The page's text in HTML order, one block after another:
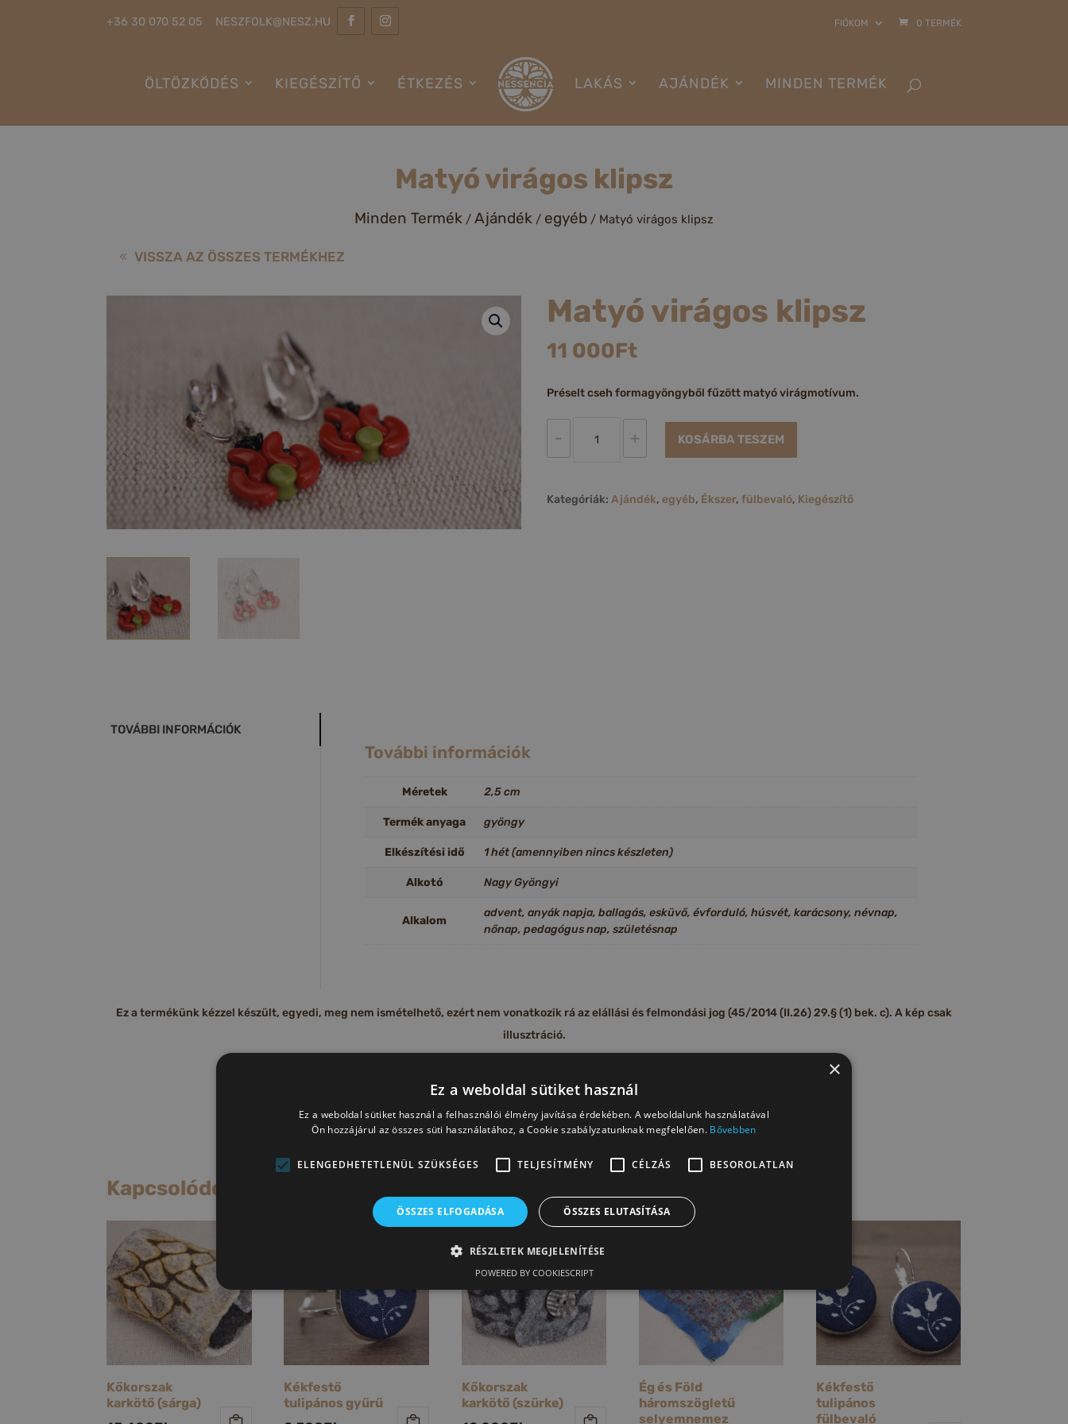
+36 30 070 52 05 NESZFOLK@NESZ.HU FIÓKOM 0 TERMÉK
ÖLTÖZKÖDÉS KIEGÉSZÍTŐ ÉTKEZÉS LAKÁS AJÁNDÉK MINDEN TERMÉK
Matyó virágos klipsz
Minden Termék / Ajándék / egyéb / Matyó virágos klipsz
VISSZA AZ ÖSSZES TERMÉKHEZ
Matyó virágos klipsz
11 000Ft
Préselt cseh formagyöngyből fűzött matyó virágmotívum.
-
mennyiség
+ KOSÁRBA TESZEM
Kategóriák:Ajándék,egyéb, Ékszer,fülbevaló, Kiegészítő
TOVÁBBI INFORMÁCIÓK
További információk
Méretek 2,5 cm
Termék anyaga gyöngy
Elkészítési idő 1 hét (amennyiben nincs készleten)
Alkotó Nagy Gyöngyi
Alkalom
advent, anyák napja, ballagás, esküvő, évforduló, húsvét, karácsony, névnap,
nőnap, pedagógus nap, születésnap
Ez a termékünk kézzel készült, egyedi, meg nem ismételhető, ezért nem vonatkozik rá az elállási és felmondási jog (45/2014 (II.26) 29.§ (1) bek. c). A kép csak
illusztráció.
Kapcsolódó termékek
Kőkorszak
karkötő (sárga)
Kékfestő
tulipános gyűrű
Kőkorszak
karkötő (szürke)
Ég és Föld
háromszögletű
selyemnemez
Kékfestő
tulipános
fülbevaló
×
Ez a weboldal sütiket használ
Ez a weboldal sütiket használ a felhasználói élmény javítása érdekében. A weboldalunk használatával
Ön hozzájárul az összes süti használatához, a Cookie szabályzatunknak megfelelően. Bővebben
ELENGEDHETETLENÜL SZÜKSÉGES TELJESÍTMÉNY CÉLZÁS BESOROLATLAN
ÖSSZES ELFOGADÁSA ÖSSZES ELUTASÍTÁSA
RÉSZLETEK MEGJELENÍTÉSE
POWERED BY COOKIESCRIPT